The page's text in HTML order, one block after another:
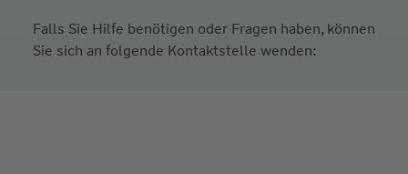
Falls Sie Hilfe benötigen oder Fragen haben, können
Sie sich an folgende Kontaktstelle wenden: